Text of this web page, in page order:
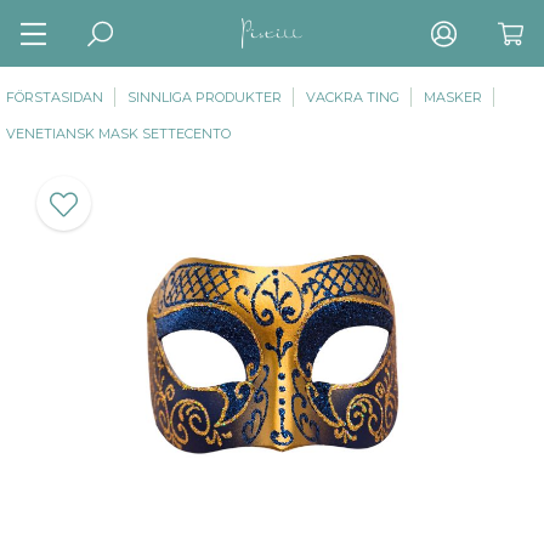
FÖRSTASIDAN SINNLIGA PRODUKTER VACKRA TING MASKER
VENETIANSK MASK SETTECENTO